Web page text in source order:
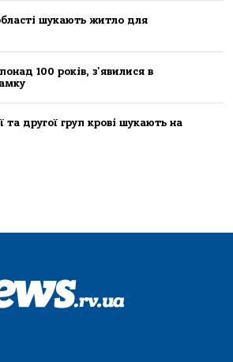
шукають житло для
100 років, з'явилися в
та другої груп крові шукають на